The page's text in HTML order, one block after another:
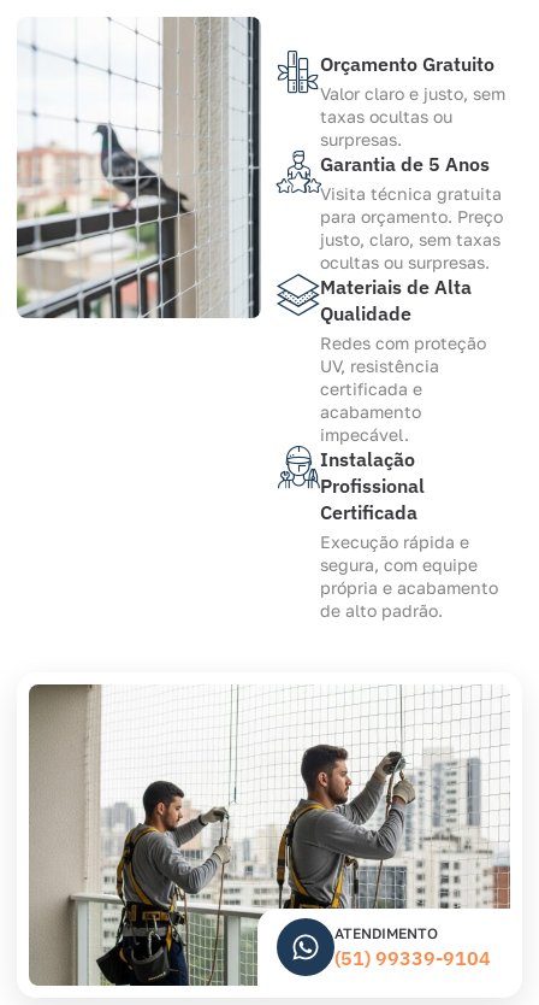
Orçamento Gratuito
Valor claro e justo, sem
taxas ocultas ou
surpresas.
Garantia de 5 Anos
Visita técnica gratuita
para orçamento. Preço
justo, claro, sem taxas
ocultas ou surpresas.
Materiais de Alta
Qualidade
Redes com proteção
UV, resistência
certificada e
acabamento
impecável.
Instalação
Profissional
Certificada
Execução rápida e
segura, com equipe
própria e acabamento
de alto padrão.
ATENDIMENTO
(51) 99339-9104